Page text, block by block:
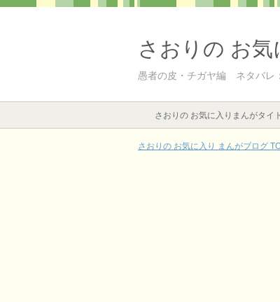
さおりの お
愚者の皮・チガヤ編 ネタバ
さおりの お気に入りまんがタイ
さおりの お気に入り まんがブログ